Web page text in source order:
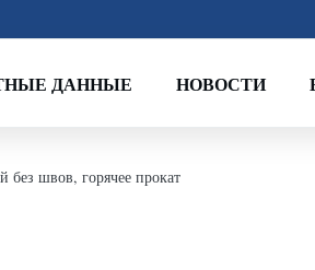
ДАННЫЕ НОВОСТИ
без швов, горячее прокат